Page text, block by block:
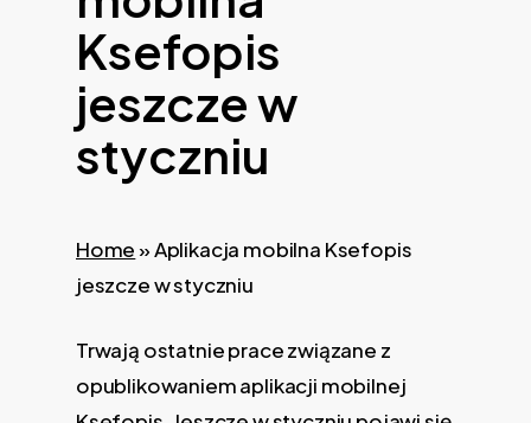
Ksefopis
jeszcze w
styczniu
Home»Aplikacja mobilna Ksefopis
jeszcze w styczniu
Trwają ostatnie prace związane z
opublikowaniem aplikacji mobilnej